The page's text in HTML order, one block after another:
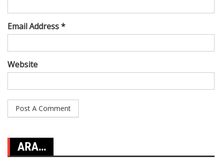
Email Address *
Website
ARA…